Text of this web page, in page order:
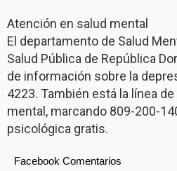
Atención en salud mental
El departamento de Salud
Salud Pública de República
de información sobre la
4223. También está la línea
mental, marcando 809-200-
psicológica gratis.
Facebook Comentarios